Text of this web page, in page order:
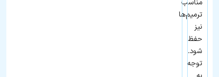
مناسب
ترمیم‌ها
نیز
حفظ
شود.
توجه